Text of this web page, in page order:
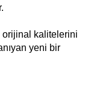
orijinal kalitelerini
yeni bir